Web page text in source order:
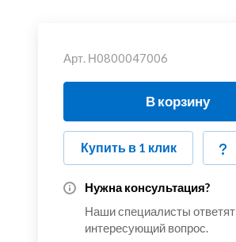
Арт. Н0800047006
В корзину
Купить в 1 клик
Нужна консультация?
Наши специалисты
интересующий вопрос.